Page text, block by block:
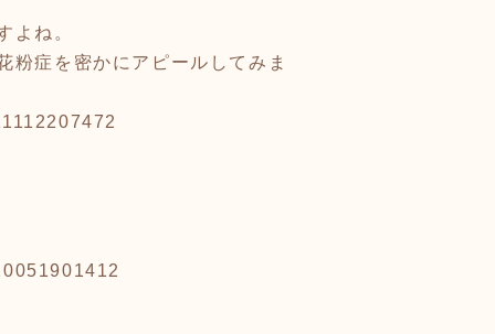
よね。
粉症を密かにアピールしてみま